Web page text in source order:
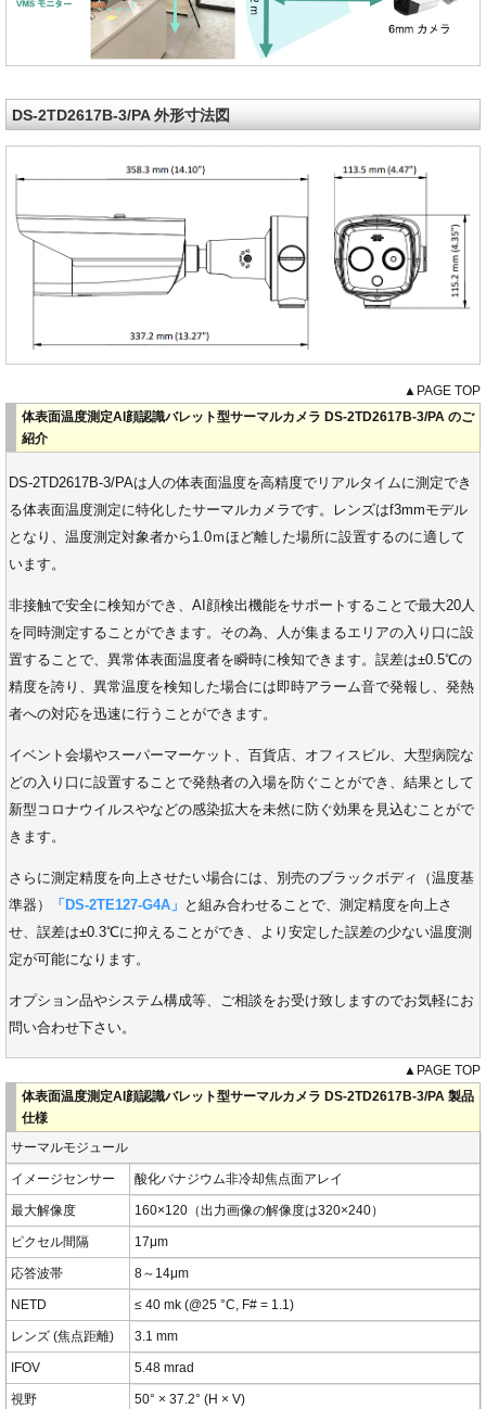
DS-2TD2617B-3/PA 外形寸法図
▲PAGE TOP
体表面温度測定AI顔認識バレット型サーマルカメラ DS-2TD2617B-3/PA のご
紹介
DS-2TD2617B-3/PAは人の体表面温度を高精度でリアルタイムに測定でき
る体表面温度測定に特化したサーマルカメラです。レンズはf3mmモデル
となり、温度測定対象者から1.0ｍほど離した場所に設置するのに適して
います。
非接触で安全に検知ができ、AI顔検出機能をサポートすることで最大20人
を同時測定することができます。その為、人が集まるエリアの入り口に設
置することで、異常体表面温度者を瞬時に検知できます。誤差は±0.5℃の
精度を誇り、異常温度を検知した場合には即時アラーム音で発報し、発熱
者への対応を迅速に行うことができます。
イベント会場やスーパーマーケット、百貨店、オフィスビル、大型病院な
どの入り口に設置することで発熱者の入場を防ぐことができ、結果として
新型コロナウイルスやなどの感染拡大を未然に防ぐ効果を見込むことがで
きます。
さらに測定精度を向上させたい場合には、別売のブラックボディ（温度基
準器）
「DS-2TE127-G4A」 と組み合わせることで、測定精度を向上さ
せ、誤差は±0.3℃に抑えることができ、より安定した誤差の少ない温度測
定が可能になります。
オプション品やシステム構成等、ご相談をお受け致しますのでお気軽にお
問い合わせ下さい。
▲PAGE TOP
体表面温度測定AI顔認識バレット型サーマルカメラ DS-2TD2617B-3/PA 製品
仕様
サーマルモジュール
イメージセンサー 酸化バナジウム非冷却焦点面アレイ
最大解像度 160×120（出力画像の解像度は320×240）
ピクセル間隔 17μm
応答波帯 8～14μm
NETD ≤ 40 mk (@25 °C, F# = 1.1)
レンズ (焦点距離) 3.1 mm
IFOV 5.48 mrad
視野 50° × 37.2° (H × V)